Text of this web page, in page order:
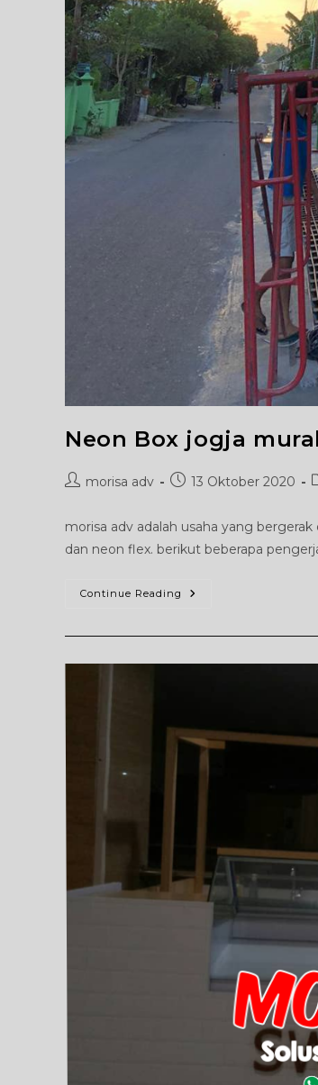
Neon Box jogja
Postmorisa adv
Post13 Oktober 2020
morisa adv adalah usaha yang
dan neon flex. berikut beberapa
Continue Reading Neon
Murah